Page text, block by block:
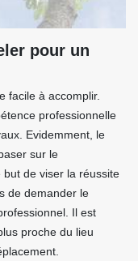
pour un
facile à accomplir.
professionnelle
Evidemment, le
sur le
de viser la réussite
de demander le
Il est
proche du lieu